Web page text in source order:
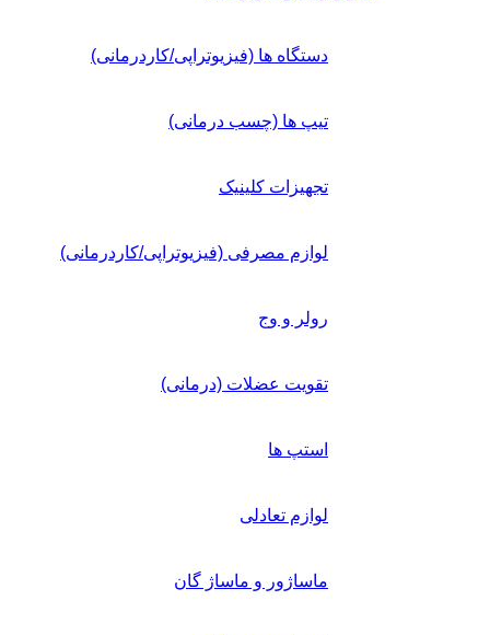
دستگاه ها (فیزیوتراپی/کاردرمانی)
تیپ ها (چسب درمانی)
تجهیزات کلینیک
لوازم مصرفی (فیزیوتراپی/کاردرمانی)
رولر و وج
تقویت عضلات (درمانی)
استپ ها
لوازم تعادلی
ماساژور و ماساژ گان